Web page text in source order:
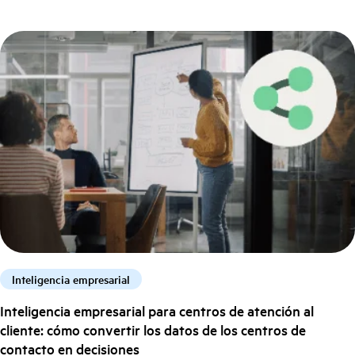
Inteligencia empresarial
Inteligencia empresarial para centros de atención al
cliente: cómo convertir los datos de los centros de
contacto en decisiones